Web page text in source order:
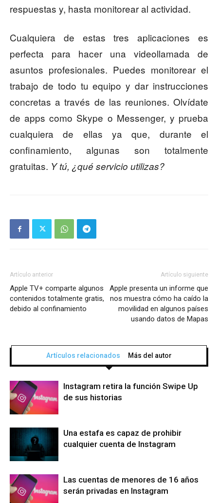
respuestas y, hasta monitorear al actividad.
Cualquiera de estas tres aplicaciones es
perfecta para hacer una videollamada de
asuntos profesionales. Puedes monitorear el
trabajo de todo tu equipo y dar instrucciones
concretas a través de las reuniones. Olvídate
de apps como Skype o Messenger, y prueba
cualquiera de ellas ya que, durante el
confinamiento, algunas son totalmente
gratuitas. Y tú, ¿qué servicio utilizas?
Artículo anterior
Apple TV+ comparte algunos
contenidos totalmente gratis,
debido al confinamiento
Artículo siguiente
Apple presenta un informe que
nos muestra cómo ha caído la
movilidad en algunos países
usando datos de Mapas
Artículos relacionados Más del autor
Instagram retira la función Swipe Up
de sus historias
Una estafa es capaz de prohibir
cualquier cuenta de Instagram
Las cuentas de menores de 16 años
serán privadas en Instagram